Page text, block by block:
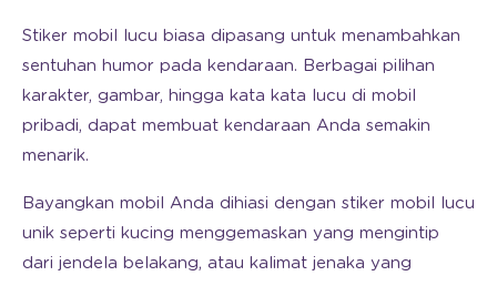
Stiker mobil lucu biasa dipasang untuk menambahkan
sentuhan humor pada kendaraan. Berbagai pilihan
karakter, gambar, hingga kata kata lucu di mobil
pribadi, dapat membuat kendaraan Anda semakin
menarik.
Bayangkan mobil Anda dihiasi dengan stiker mobil lucu
unik seperti kucing menggemaskan yang mengintip
dari jendela belakang, atau kalimat jenaka yang